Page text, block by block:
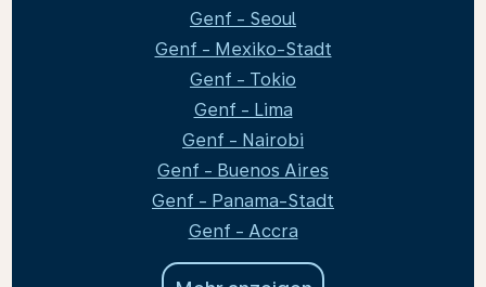
Genf - Seoul
Genf - Mexiko-Stadt
Genf - Tokio
Genf - Lima
Genf - Nairobi
Genf - Buenos Aires
Genf - Panama-Stadt
Genf - Accra